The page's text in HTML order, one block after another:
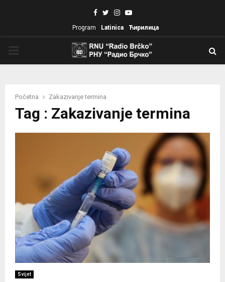
Facebook
TwitterInstagram
Youtube
Program Latinica Ћирилица
Početna Zakazivanje termina
Tag : Zakazivanje termina
Svijet